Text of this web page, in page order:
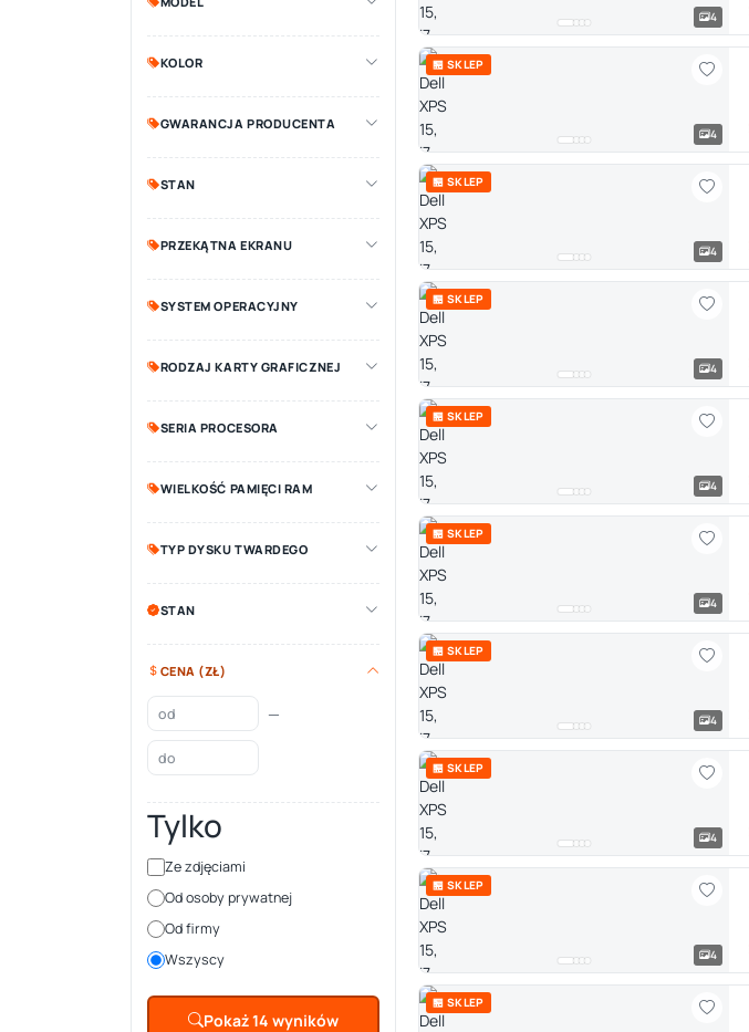
KOLOR
GWARANCJA PRODUCENTA
STAN
PRZEKĄTNA EKRANU
SYSTEM OPERACYJNY
RODZAJ KARTY GRAFICZNEJ
SERIA PROCESORA
WIELKOŚĆ PAMIĘCI RAM
TYP DYSKU TWARDEGO
STAN
CENA (ZŁ)
—
Tylko
Ze zdjęciami
Od osoby prywatnej
Od firmy
Wszyscy
Pokaż 14 wyników
4
🏪 SKLEP
4
🏪 SKLEP
4
🏪 SKLEP
4
🏪 SKLEP
4
🏪 SKLEP
4
🏪 SKLEP
4
🏪 SKLEP
4
🏪 SKLEP
4
🏪 SKLEP